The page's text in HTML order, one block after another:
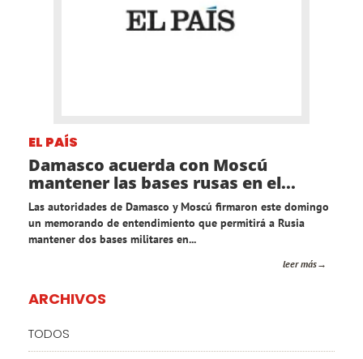
EL PAÍS
Damasco acuerda con Moscú
mantener las bases rusas en el...
Las autoridades de Damasco y Moscú firmaron este domingo
un memorando de entendimiento que permitirá a Rusia
mantener dos bases militares en...
leer más
ARCHIVOS
TODOS